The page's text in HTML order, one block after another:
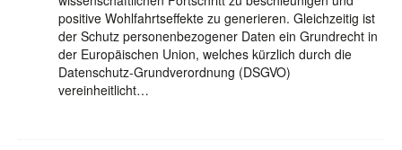
positive Wohlfahrtseffekte zu generieren. Gleichzeitig ist
der Schutz personenbezogener Daten ein Grundrecht in
der Europäischen Union, welches kürzlich durch die
Datenschutz-Grundverordnung (DSGVO)
vereinheitlicht…